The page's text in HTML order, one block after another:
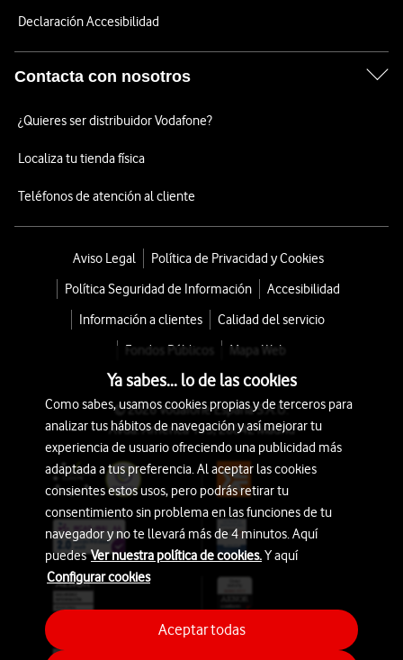
Declaración Accesibilidad
Contacta con nosotros
¿Quieres ser distribuidor Vodafone?
Localiza tu tienda física
Teléfonos de atención al cliente
Aviso Legal
Política de Privacidad y Cookies
Política Seguridad de Información
Accesibilidad
Información a clientes
Calidad del servicio
Fondos Públicos
Mapa Web
© 2026 Vodafone España S.A.U.
Avda. América 115, 28042 Madrid
Ya sabes... lo de las cookies
Como sabes, usamos cookies propias y de terceros para
analizar tus hábitos de navegación y así mejorar tu
experiencia de usuario ofreciendo una publicidad más
adaptada a tus preferencia. Al aceptar las cookies
consientes estos usos, pero podrás retirar tu
consentimiento sin problema en las funciones de tu
navegador y no te llevará más de 4 minutos. Aquí
puedesVer nuestra política de cookies.Y aquí
Configurar cookies
Aceptar todas